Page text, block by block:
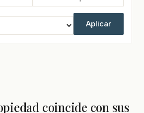
Aplicar
coincide con sus